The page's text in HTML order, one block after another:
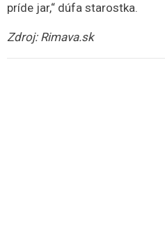
príde jar,“ dúfa starostka.
Zdroj: Rimava.sk